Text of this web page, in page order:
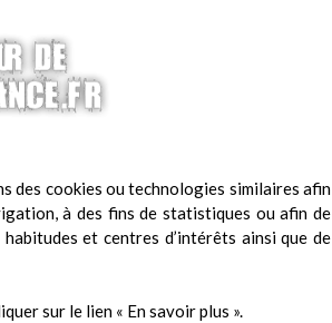
des cookies ou technologies similaires afin
à des fins de statistiques ou afin de
et centres d’intérêts ainsi que de
sur le lien « En savoir plus ».